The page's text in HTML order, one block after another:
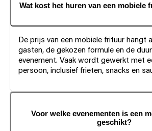
Wat kost het huren van een mobiele
De prijs van een mobiele frituur hangt
gasten, de gekozen formule en de
evenement. Vaak wordt gewerkt met
persoon, inclusief frieten, snacks en
Voor welke evenementen is een
geschikt?